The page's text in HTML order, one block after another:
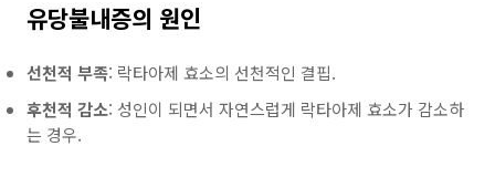
유당불내증의 원인
선천적 부족: 락타아제 효소의 선천적인 결핍.
후천적 감소: 성인이 되면서 자연스럽게 락타아제 효소가 감소하
는 경우.